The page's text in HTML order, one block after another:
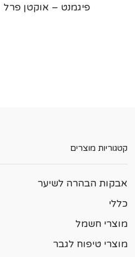
פיגמנט – אוקטן פרל
קטגוריות מוצרים
אבקות הבהרה לשיער
כללי
מוצרי חשמל
מוצרי טיפוח לגבר